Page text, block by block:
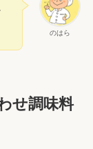
のはら
せ調味料